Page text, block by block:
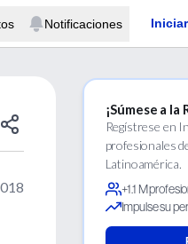
Notificaciones
¡Súmese a
Regístrese en
profesionales
Latinoamérica.
+1.1 M
Impulse su